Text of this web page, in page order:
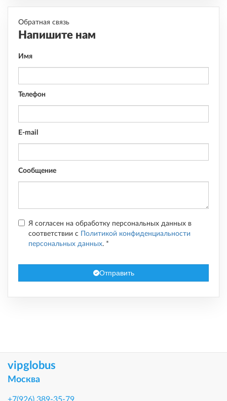
Обратная связь
Напишите нам
Имя
Телефон
E-mail
Сообщение
Я согласен на обработку персональных данных в
соответствии с
Политикой конфиденциальности
персональных данных. *
Отправить
vipglobus
Москва